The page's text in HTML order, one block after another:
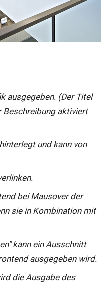
ausgegeben. (Der Titel
Beschreibung aktiviert
und kann von
bei Mausover der
sie in Kombination mit
kann ein Ausschnitt
ausgegeben wird.
die Ausgabe des